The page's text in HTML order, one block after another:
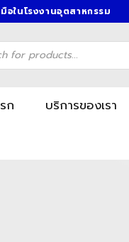
อในโรงงานอุตสาหกรรม
ก บริการของเรา